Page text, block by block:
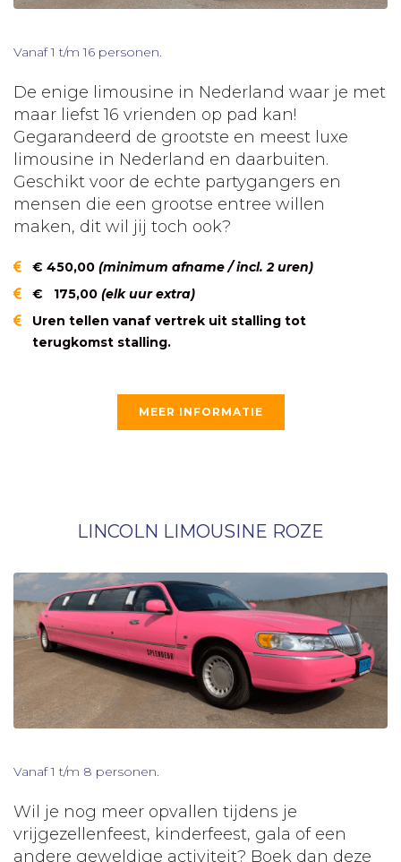
Vanaf 1 t/m 16 personen.
De enige limousine in Nederland waar je met
maar liefst 16 vrienden op pad kan!
Gegarandeerd de grootste en meest luxe
limousine in Nederland en daarbuiten.
Geschikt voor de echte partygangers en
mensen die een grootse entree willen
maken, dit wil jij toch ook?
€ 450,00 (minimum afname / incl. 2 uren)
€ 175,00 (elk uur extra)
Uren tellen vanaf vertrek uit stalling tot
terugkomst stalling.
MEER INFORMATIE
LINCOLN LIMOUSINE ROZE
Vanaf 1 t/m 8 personen.
Wil je nog meer opvallen tijdens je
vrijgezellenfeest, kinderfeest, gala of een
andere geweldige activiteit? Boek dan deze